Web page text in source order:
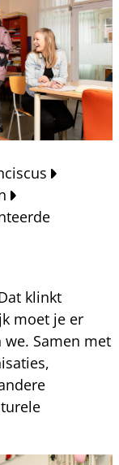
klinkt
moet je er
Samen met